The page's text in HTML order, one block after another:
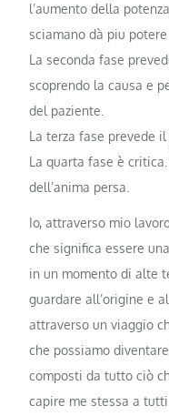
l’aumento della
sciamano dà piu potere
La seconda fase
scoprendo la causa e
del paziente.
La terza fase prevede
La quarta fase è
dell’anima persa.
Io, attraverso mio
che significa essere
in un momento di alte
guardare all’origine e
attraverso un viaggio
che possiamo
composti da tutto ciò
capire me stessa a